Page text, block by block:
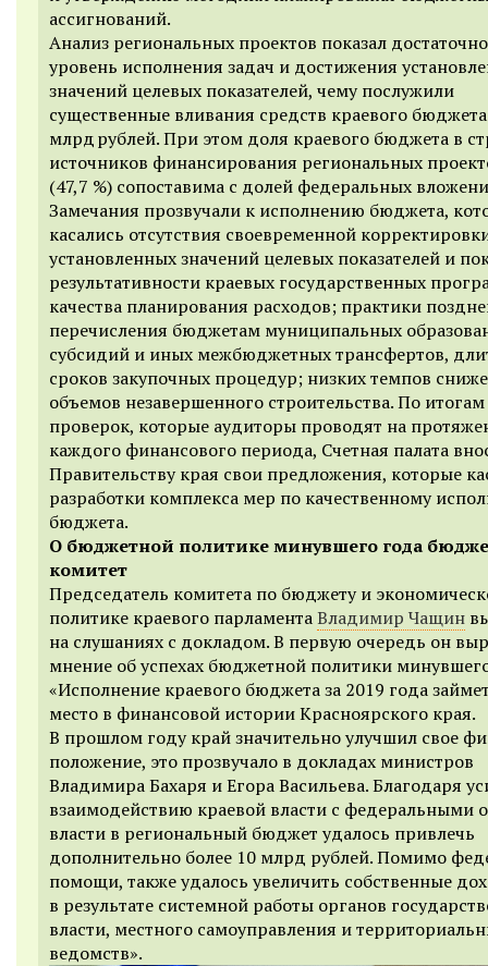
ассигнований.
Анализ региональных проектов показал
уровень исполнения задач и достижения
значений целевых показателей, чему послужили
существенные вливания средств краевого
млрд рублей. При этом доля краевого бюджета в
источников финансирования региональных
(47,7 %) сопоставима с долей федеральных
Замечания прозвучали к исполнению бюджета,
касались отсутствия своевременной
установленных значений целевых показателей и
результативности краевых государственных
качества планирования расходов; практики
перечисления бюджетам муниципальных
субсидий и иных межбюджетных трансфертов,
сроков закупочных процедур; низких темпов
объемов незавершенного строительства. По итогам
проверок, которые аудиторы проводят на
каждого финансового периода, Счетная палата
Правительству края свои предложения, которые
разработки комплекса мер по качественному
бюджета.
О бюджетной политике минувшего года
комитет
Председатель комитета по бюджету и
политике краевого парламентаВладимир Чащин
на слушаниях с докладом. В первую очередь он
мнение об успехах бюджетной политики
«Исполнение краевого бюджета за 2019 года
место в финансовой истории Красноярского края.
В прошлом году край значительно улучшил свое
положение, это прозвучало в докладах министров
Владимира Бахаря и Егора Васильева. Благодаря
взаимодействию краевой власти с федеральными
власти в региональный бюджет удалось привлечь
дополнительно более 10 млрд рублей. Помимо
помощи, также удалось увеличить собственные
в результате системной работы органов
власти, местного самоуправления и
ведомств».